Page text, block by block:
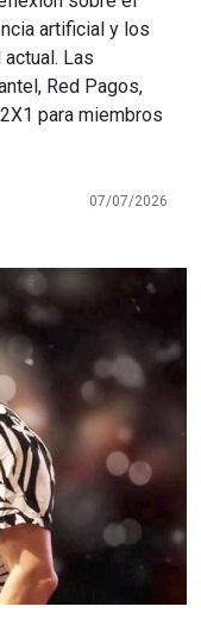
artificial y los
Las
Red Pagos,
para miembros
07/07/2026